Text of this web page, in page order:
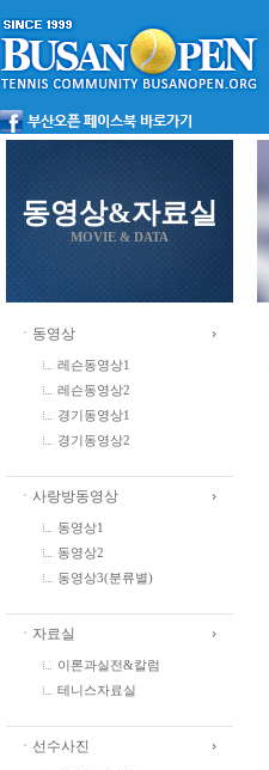
동영상&자료실
MOVIE & DATA
ㆍ동영상
레슨동영상1
레슨동영상2
경기동영상1
경기동영상2
ㆍ사랑방동영상
동영상1
동영상2
동영상3(분류별)
ㆍ자료실
이론과실전&칼럼
테니스자료실
ㆍ선수사진